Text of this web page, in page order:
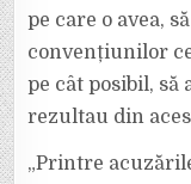
pe care o avea,
convențiunilor
pe cât posibil,
rezultau din
„Printre